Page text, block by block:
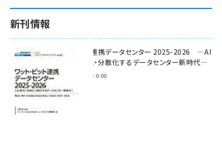
新刊情報
ワット・ビット連携データセンター 2025-2026 ―AI
時代に多様化・分散化するデータセンター新時代―
2025年11月28日 0:00